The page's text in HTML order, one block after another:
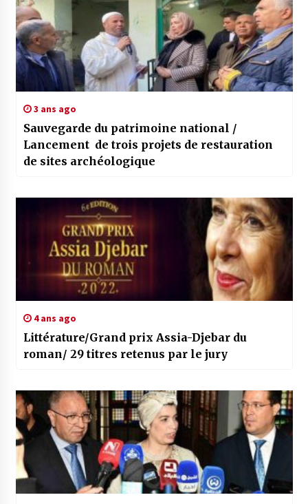
3 ans ago
Sauvegarde du patrimoine national /
Lancement de trois projets de restauration
de sites archéologique
4 ans ago
Littérature/Grand prix Assia-Djebar du
roman/ 29 titres retenus par le jury